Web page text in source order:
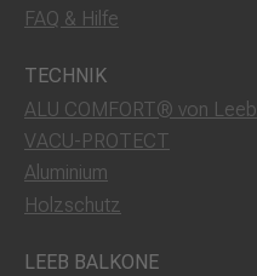
FAQ & Hilfe
TECHNIK
ALU COMFORT® von Leeb
VACU-PROTECT
Aluminium
Holzschutz
LEEB BALKONE